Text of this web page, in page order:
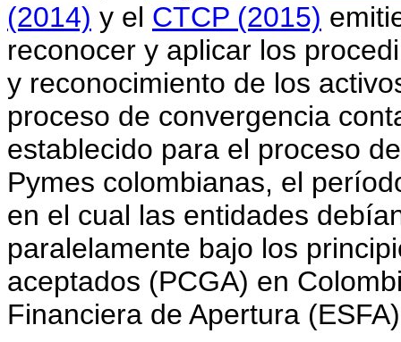
(2014) y el CTCP (2015)
reconocer y aplicar los
y reconocimiento de los
proceso de convergencia
establecido para el proceso
Pymes colombianas, el
en el cual las entidades
paralelamente bajo los
aceptados (PCGA) en
Financiera de Apertura